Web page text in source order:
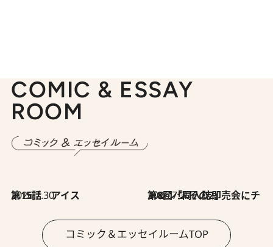
COMIC & ESSAY
ROOM
2026.7.30
第15話 アイス 2026.7.30
第8回「同人誌即売会にチャレンジ その2」
コミック＆エッセイルームTOP